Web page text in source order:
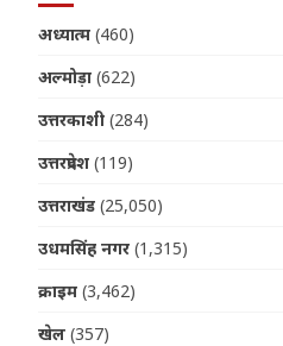
अध्यात्म (460)
अल्मोड़ा (622)
उत्तरकाशी (284)
उत्तरप्रदेश (119)
उत्तराखंड (25,050)
उधमसिंह नगर (1,315)
क्राइम (3,462)
खेल (357)